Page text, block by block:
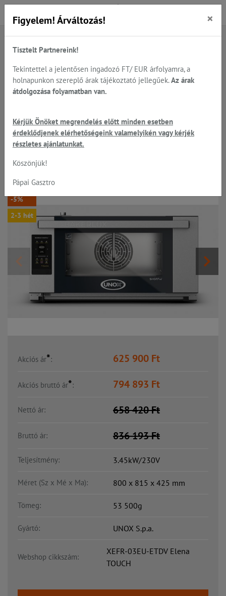
Főoldal Termékek
UNOX - látványsütők, tepsik, sütőlemezek, állványok...
UNOX - látvány sütők digitális vezérléssel...
UNOX BakerLux SHOP.Pro™
TOUCH - Elena látványsütő 3 db
600*400 mm tálca hellyel
-5%
2-3 hét
Akciós ár*: 625 900 Ft
Akciós bruttó ár*: 794 893 Ft
Nettó ár: 658 420Ft
Bruttó ár: 836 193Ft
Teljesítmény: 3.45kW/230V
Méret (Sz x Mé x Ma): 800 x 815 x 425 mm
Tömeg: 53 500g
Gyártó: UNOX S.p.a.
Webshop cikkszám:
XEFR-03EU-ETDV Elena
TOUCH
Figyelem! Árváltozás! ×
Tisztelt Partnereink!
Tekintettel a jelentősen ingadozó FT/ EUR árfolyamra, a
holnapunkon szereplő árak tájékoztató jellegűek. Az árak
átdolgozása folyamatban van.
Kérjük Önöket megrendelés előtt minden esetben
érdeklődjenek elérhetőségeink valamelyikén vagy kérjék
részletes ajánlatunkat.
Köszönjük!
Pápai Gasztro